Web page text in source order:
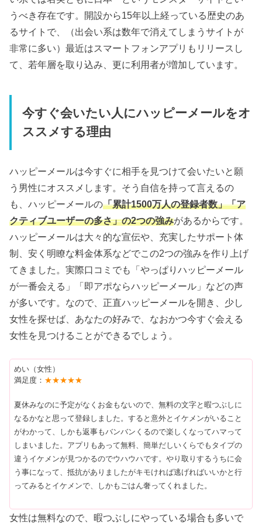
うべき存在です。開設から15年以上経っている歴史のあ
るサイトで、（出会い系は数年で消えてしまうサイトが
非常に多い）最近はスマートフォンアプリもリリースし
て、若年層を取り込み、更に利用者が増加しています。
今すぐ会いたい人にハッピーメールをオ
ススメする理由
ハッピーメールは今すぐに相手を見つけて会いたいと願
う男性にオススメします。そう自信を持って言えるの
も、ハッピーメールの「累計1500万人の登録者数」「ア
クティブユーザーの多さ」の2つの強みがあるからです。
ハッピーメールは大々的な宣伝や、充実したサポート体
制、安く明瞭な料金体系などでこの2つの強みを作り上げ
てきました。実際口コミでも「やっぱりハッピーメール
が一番会える」「即アポならハッピーメール」などの声
が多いです。なので、正直ハッピーメールを開き、少し
女性を探せば、あなたの好みで、なおかつ今すぐ会える
女性を見つけることができるでしょう。
めい（女性）
満足度： ★★★★★
夏休みなのに予定がなくお金もないので、無料の文字と暇つぶしに
なるかなと思って登録しました。すると意外とイケメンがいること
がわかって、しかも返事もバンバンくるので楽しくなってハマって
しまいました。アプリもあって無料、簡単だしいくらでもタイプの
違うイケメンが見つかるのでウハウハです。やり取りするうちに会
う事になって、抵抗がありましたがキモければ逃げればいいかと行
ってみるとイケメンで、しかもごはん奢ってくれました。
女性は無料なので、暇つぶしにやっている場合も多いで